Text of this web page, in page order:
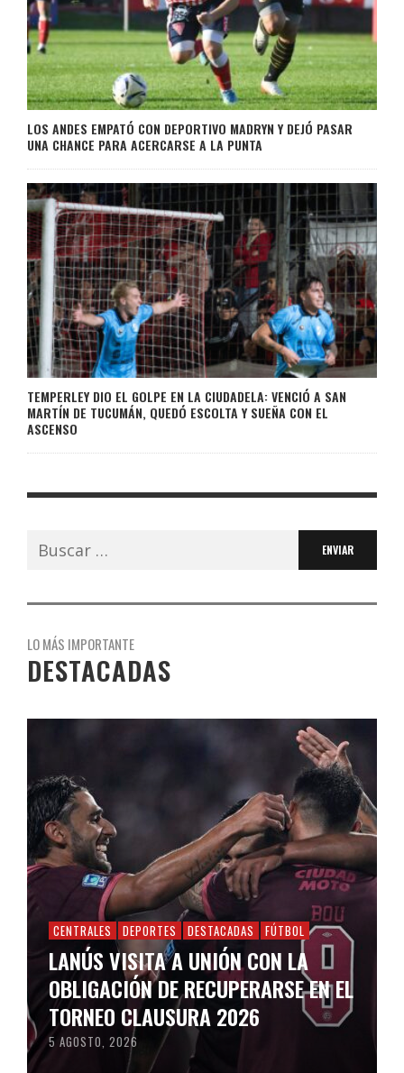
LOS ANDES EMPATÓ CON DEPORTIVO MADRYN Y DEJÓ PASAR
UNA CHANCE PARA ACERCARSE A LA PUNTA
TEMPERLEY DIO EL GOLPE EN LA CIUDADELA: VENCIÓ A SAN
MARTÍN DE TUCUMÁN, QUEDÓ ESCOLTA Y SUEÑA CON EL
ASCENSO
Buscar:
LO MÁS IMPORTANTE
DESTACADAS
CENTRALES DEPORTES DESTACADAS FÚTBOL
LANÚS VISITA A UNIÓN CON LA
OBLIGACIÓN DE RECUPERARSE EN EL
TORNEO CLAUSURA 2026
5 AGOSTO, 2026